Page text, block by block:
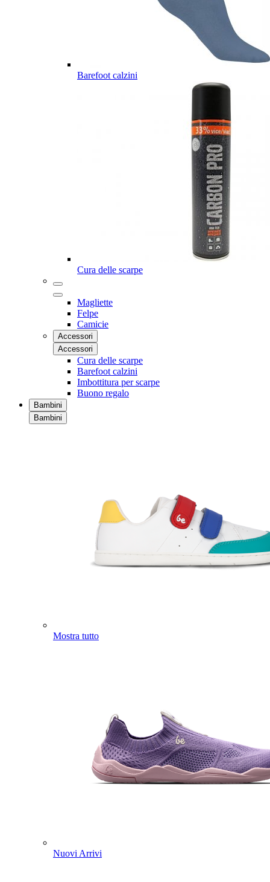
Barefoot calzini
Cura delle scarpe
Magliette
Felpe
Camicie
Accessori
Accessori
Cura delle scarpe
Barefoot calzini
Imbottitura per scarpe
Buono regalo
Bambini
Bambini
Mostra tutto
Nuovi Arrivi